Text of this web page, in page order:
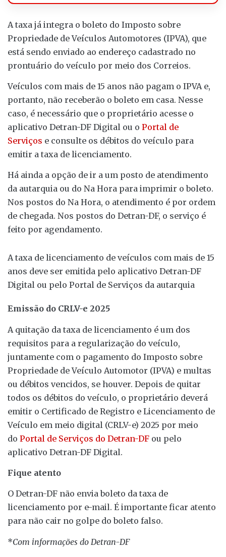
A taxa já integra o boleto do Imposto sobre
Propriedade de Veículos Automotores (IPVA), que
está sendo enviado ao endereço cadastrado no
prontuário do veículo por meio dos Correios.
Veículos com mais de 15 anos não pagam o IPVA e,
portanto, não receberão o boleto em casa. Nesse
caso, é necessário que o proprietário acesse o
aplicativo Detran-DF Digital ou o Portal de
Serviços e consulte os débitos do veículo para
emitir a taxa de licenciamento.
Há ainda a opção de ir a um posto de atendimento
da autarquia ou do Na Hora para imprimir o boleto.
Nos postos do Na Hora, o atendimento é por ordem
de chegada. Nos postos do Detran-DF, o serviço é
feito por agendamento.
A taxa de licenciamento de veículos com mais de 15
anos deve ser emitida pelo aplicativo Detran-DF
Digital ou pelo Portal de Serviços da autarquia
Emissão do CRLV-e 2025
A quitação da taxa de licenciamento é um dos
requisitos para a regularização do veículo,
juntamente com o pagamento do Imposto sobre
Propriedade de Veículo Automotor (IPVA) e multas
ou débitos vencidos, se houver. Depois de quitar
todos os débitos do veículo, o proprietário deverá
emitir o Certificado de Registro e Licenciamento de
Veículo em meio digital (CRLV-e) 2025 por meio
do Portal de Serviços do Detran-DF ou pelo
aplicativo Detran-DF Digital.
Fique atento
O Detran-DF não envia boleto da taxa de
licenciamento por e-mail. É importante ficar atento
para não cair no golpe do boleto falso.
*Com informações do Detran-DF